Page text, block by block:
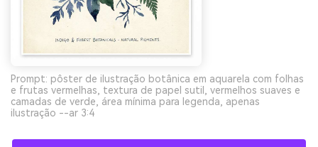
Prompt: pôster de ilustração botânica em aquarela com folhas
e frutas vermelhas, textura de papel sutil, vermelhos suaves e
camadas de verde, área mínima para legenda, apenas
ilustração --ar 3:4